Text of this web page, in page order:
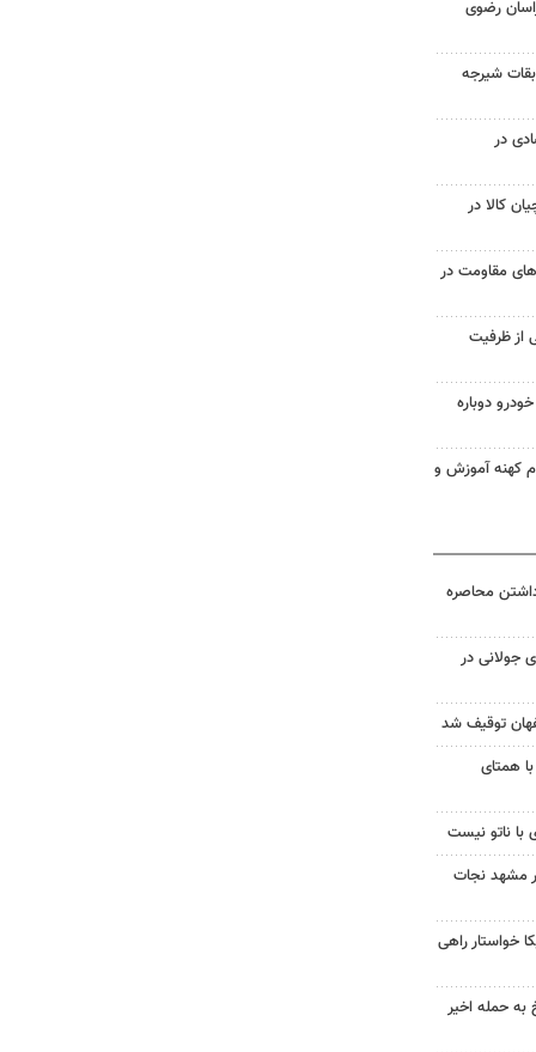
رضوی
شیرجه
در
کالا در
مقاومت در
از ظرفیت
دوباره
کهنه آموزش و
محاصره
جولانی در
همتای
با ناتو نیست
مشهد نجات
خواستار راهی
به حمله اخیر